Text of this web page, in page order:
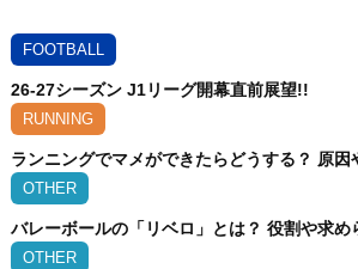
FOOTBALL
26-27シーズン J1リーグ開幕直前展望!!
RUNNING
ランニングでマメができたらどうする？ 原
OTHER
バレーボールの「リベロ」とは？ 役割や求め
OTHER